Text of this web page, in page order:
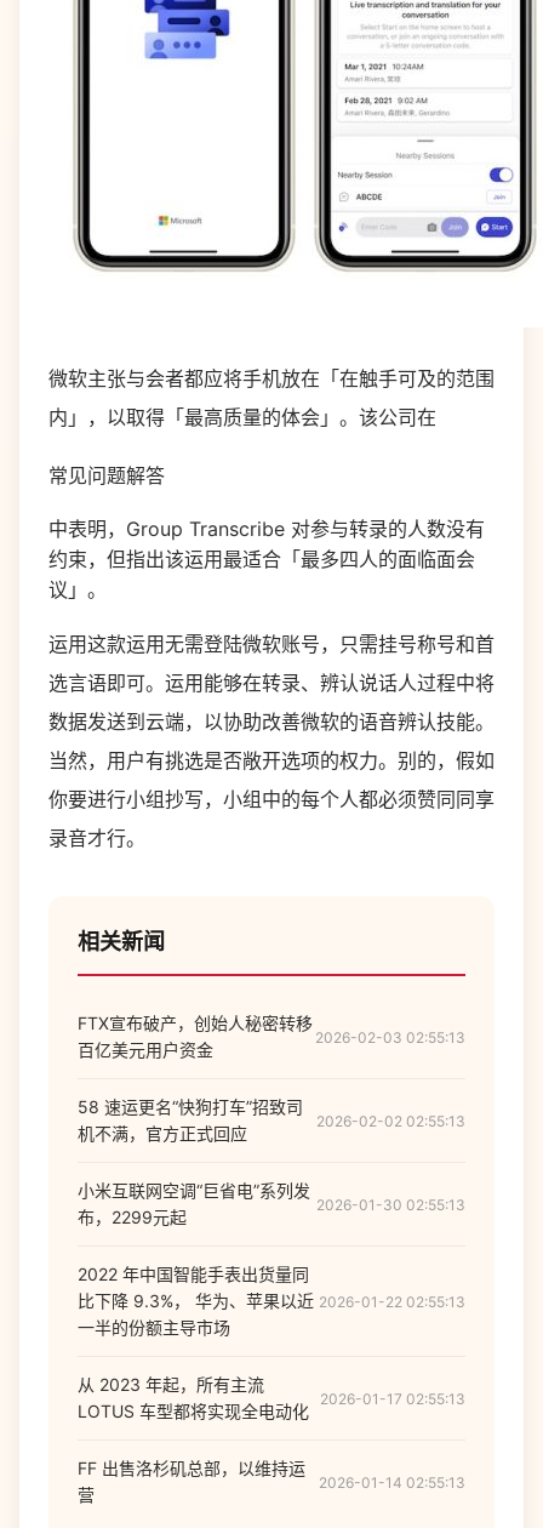
微软主张与会者都应将手机放在「在触手可及的范围
内」，以取得「最高质量的体会」。该公司在
常见问题解答
中表明，Group Transcribe 对参与转录的人数没有
约束，但指出该运用最适合「最多四人的面临面会
议」。
运用这款运用无需登陆微软账号，只需挂号称号和首
选言语即可。运用能够在转录、辨认说话人过程中将
数据发送到云端，以协助改善微软的语音辨认技能。
当然，用户有挑选是否敞开选项的权力。别的，假如
你要进行小组抄写，小组中的每个人都必须赞同同享
录音才行。
相关新闻
FTX宣布破产，创始人秘密转移
百亿美元用户资金
2026-02-03 02:55:13
58 速运更名“快狗打车”招致司
机不满，官方正式回应
2026-02-02 02:55:13
小米互联网空调“巨省电”系列发
布，2299元起
2026-01-30 02:55:13
2022 年中国智能手表出货量同
比下降 9.3%， 华为、苹果以近
一半的份额主导市场
2026-01-22 02:55:13
从 2023 年起，所有主流
LOTUS 车型都将实现全电动化
2026-01-17 02:55:13
FF 出售洛杉矶总部，以维持运
营
2026-01-14 02:55:13